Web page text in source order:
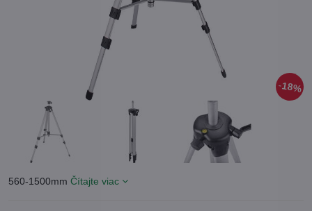
18%
560-1500mm Čítajte viac